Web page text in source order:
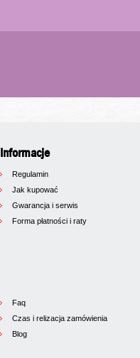
Informacje
Regulamin
Jak kupować
Gwarancja i serwis
Forma płatności i raty
Faq
Czas i relizacja zamówienia
Blog